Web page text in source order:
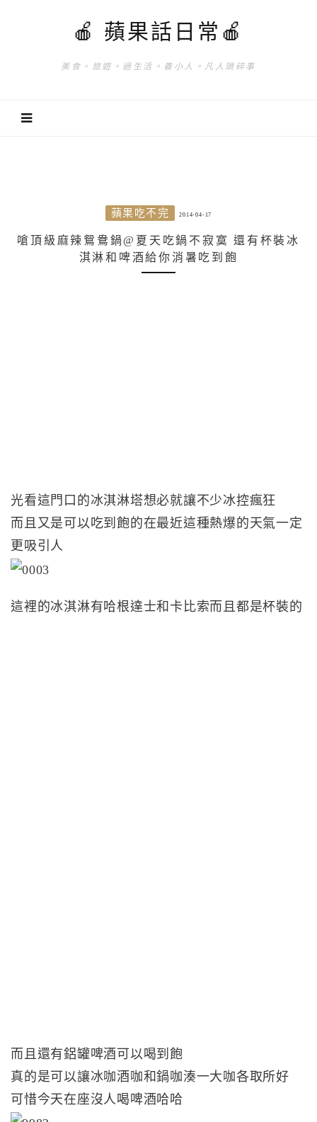
🍎 蘋果話日常🍎
美食。旅遊。過生活。養小人。凡人瑣碎事
蘋果吃不完 2014-04-17
嗆頂級麻辣鴛鴦鍋@夏天吃鍋不寂寞 還有杯裝冰
淇淋和啤酒給你消暑吃到飽
光看這門口的冰淇淋塔想必就讓不少冰控瘋狂
而且又是可以吃到飽的在最近這種熱爆的天氣一定
更吸引人
這裡的冰淇淋有哈根達士和卡比索而且都是杯裝的
而且還有鋁罐啤酒可以喝到飽
真的是可以讓冰咖酒咖和鍋咖湊一大咖各取所好
可惜今天在座沒人喝啤酒哈哈